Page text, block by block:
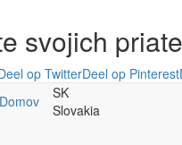
svojich
op TwitterDeel op Pinterest
SK
Slovakia